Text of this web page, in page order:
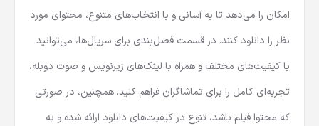
امکان را می‌دهد تا به آسانی و با انتخاب‌های متنوع، محتوای مورد
نظر را دانلود کنند. در قسمت فصل‌بندی برای سریال‌ها، می‌توانید
با کیفیت‌های مختلف و همراه با لینک‌های زیرنویس و صوت دوبله،
تجربه‌ای کامل را برای تماشاگران فراهم کنید. همچنین، در صورتی
که محتوا فیلم باشد، تنوع در کیفیت‌های دانلود ارائه شده و به